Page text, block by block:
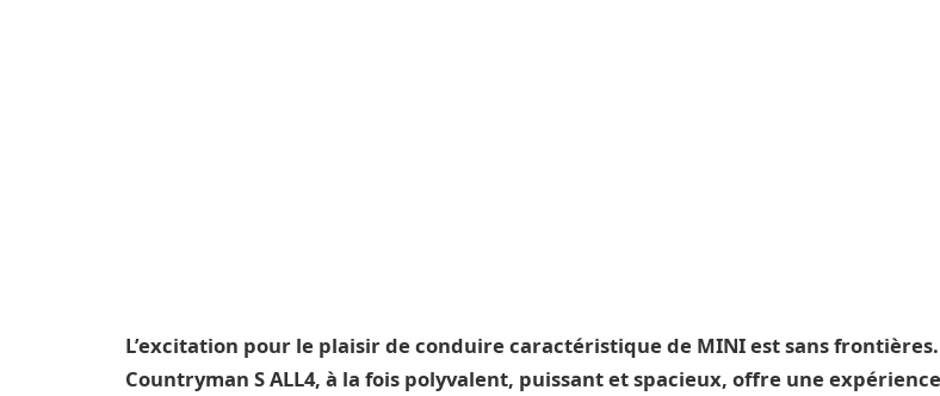
L’excitation pour le plaisir de conduire caractéristique de MINI est sans
Countryman S ALL4, à la fois polyvalent, puissant et spacieux, offre une